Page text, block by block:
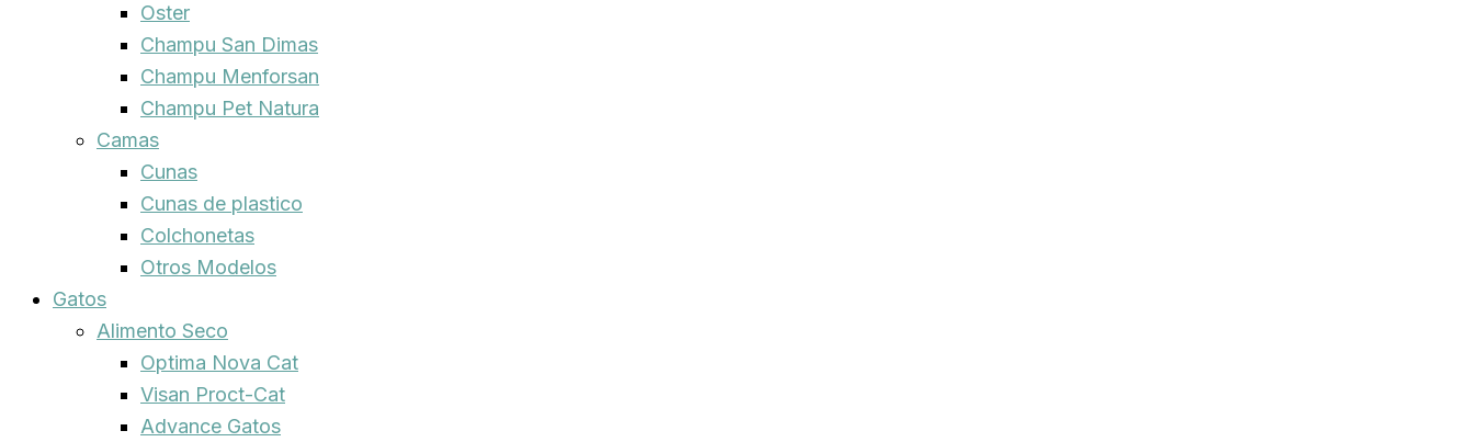
Oster
Champu San Dimas
Champu Menforsan
Champu Pet Natura
Camas
Cunas
Cunas de plastico
Colchonetas
Otros Modelos
Gatos
Alimento Seco
Optima Nova Cat
Visan Proct-Cat
Advance Gatos